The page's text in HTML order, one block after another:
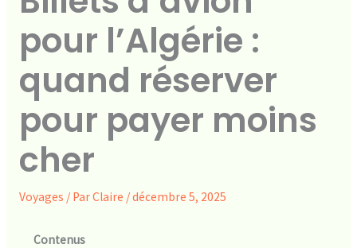
pour l’Algérie :
quand réserver
pour payer moins
cher
Voyages / ParClaire /décembre 5, 2025
Contenus